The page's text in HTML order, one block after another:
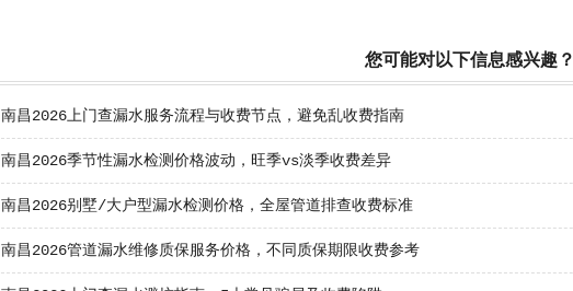
您可能对以下信息感兴趣？
南昌2026上门查漏水服务流程与收费节点，避免乱收费指南
南昌2026季节性漏水检测价格波动，旺季vs淡季收费差异
南昌2026别墅/大户型漏水检测价格，全屋管道排查收费标准
南昌2026管道漏水维修质保服务价格，不同质保期限收费参考